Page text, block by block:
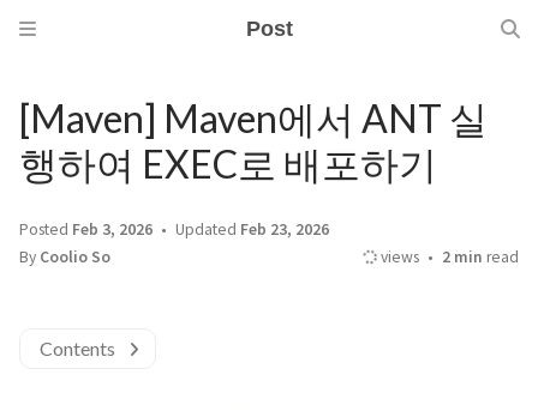
Post
[Maven] Maven에서 ANT 실
행하여 EXEC로 배포하기
Posted Feb 3, 2026 Updated Feb 23, 2026
By Coolio So views 2 min read
Contents